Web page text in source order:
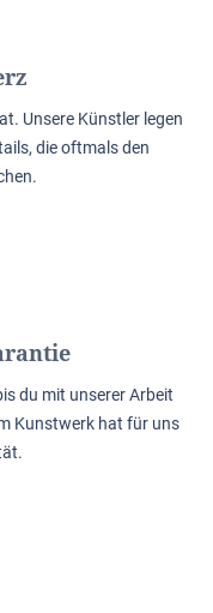
Unsere Künstler legen
die oftmals den
du mit unserer Arbeit
Kunstwerk hat für uns